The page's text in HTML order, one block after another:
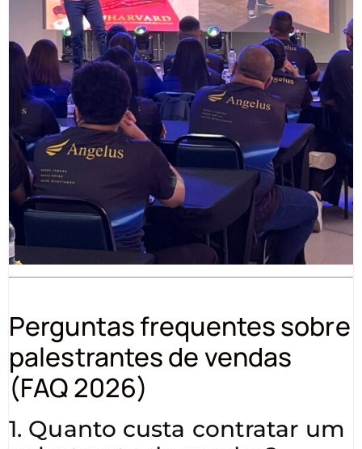
Perguntas frequentes sobre
palestrantes de vendas
(FAQ 2026)
1. Quanto custa contratar um